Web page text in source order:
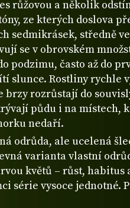
růžovou a několik
ze kterých doslova
sedmikrásek, středně
se v obrovském
podzimu, často až do
slunce. Rostliny rychle
brzy rozrůstají do
půdu i na místech,
nedaří.
odrůda, ale ucelená
varianta vlastní
květů – růst, habitus
série vysoce jednotné.